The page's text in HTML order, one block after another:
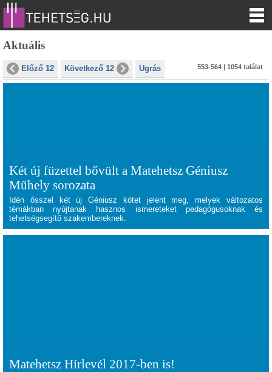
Aktuális
Előző 12 Következő 12 Ugrás 553-564 | 1054 találat
Két új füzettel bővült a Matehetsz Géniusz
Műhely sorozata
Idén ősszel két új Géniusz kötet jelent meg, melyek változatos
témákban nyújtanak hasznos ismereteket pedagógusoknak és
tehetségsegítő szakembereknek.
Matehetsz Hírlevél 2017-ben is!